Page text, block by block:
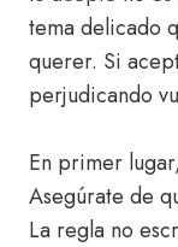
tema delicado
querer. Si
perjudicando
En primer
Asegúrate de
La regla no